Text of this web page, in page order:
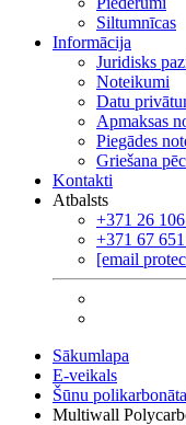
Siltumnīcas
Informācija
Juridisks
Noteikumi
Datu
Apmaksas
Piegādes
Griešana
Kontakti
Atbalsts
+371 26
+371 67
[email
Sākumlapa
E-veikals
Šūnu
Multiwall